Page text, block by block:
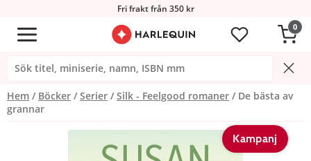
Fri frakt från 350 kr
0
Hem Böcker Serier Silk - Feelgood romaner
De bästa av
grannar
Kampanj